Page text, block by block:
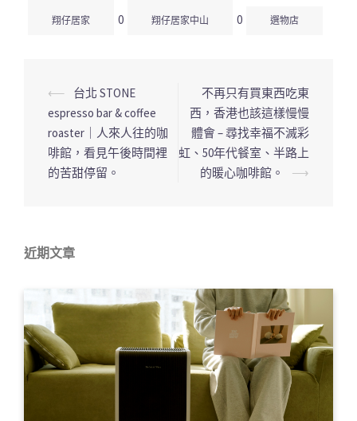
翔仔居家 0 翔仔居家中山 0 選物店
文
章
導
覽
⟵
台北 STONE
espresso bar & coffee
roaster｜人來人往的咖
啡館，看見午後時間裡
的苦甜停留。
不再只有買東西吃東
西，香港也該這樣慢慢
體會 – 尋找幸福不滅彩
虹、50年代餐室、半路上
的暖心咖啡館。
⟶
近期文章